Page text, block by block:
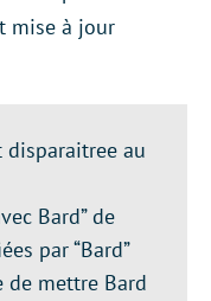
mise à jour
disparaitree au
Bard” de
par “Bard”
de mettre Bard